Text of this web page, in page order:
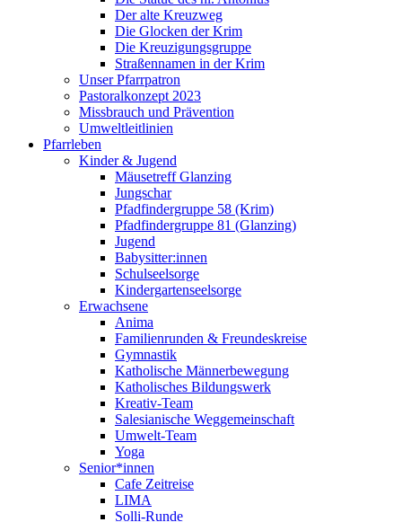
Der alte Kreuzweg
Die Glocken der Krim
Die Kreuzigungsgruppe
Straßennamen in der Krim
Unser Pfarrpatron
Pastoralkonzept 2023
Missbrauch und Prävention
Umweltleitlinien
Pfarrleben
Kinder & Jugend
Mäusetreff Glanzing
Jungschar
Pfadfindergruppe 58 (Krim)
Pfadfindergruppe 81 (Glanzing)
Jugend
Babysitter:innen
Schulseelsorge
Kindergartenseelsorge
Erwachsene
Anima
Familienrunden & Freundeskreise
Gymnastik
Katholische Männerbewegung
Katholisches Bildungswerk
Kreativ-Team
Salesianische Weggemeinschaft
Umwelt-Team
Yoga
Senior*innen
Cafe Zeitreise
LIMA
Solli-Runde